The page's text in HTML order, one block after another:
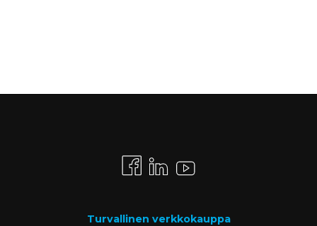
Turvallinen verkkokauppa